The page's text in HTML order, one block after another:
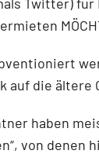
auf die ältere
haben
von denen